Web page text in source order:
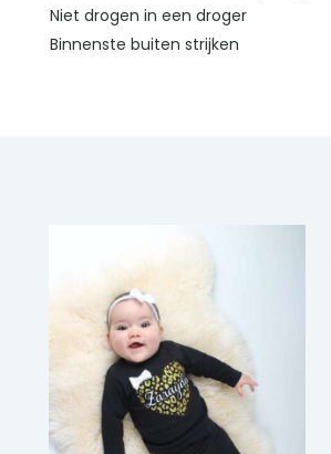
Niet drogen in een droger
Binnenste buiten strijken